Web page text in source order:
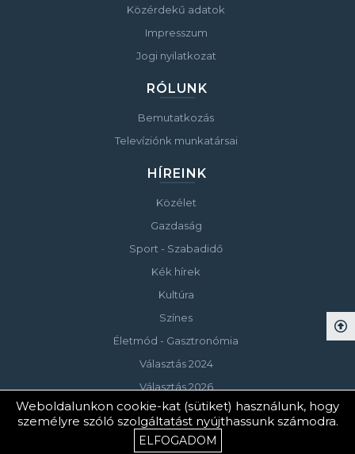
Közérdekű adatok
Impresszum
Jogi nyilatkozat
RÓLUNK
Bemutatkozás
Televíziónk munkatársai
HÍREINK
Közélet
Gazdaság
Sport - Szabadidő
Kék hírek
Kultúra
Színes
Életmód - Gasztronómia
Választás 2024
Választás 2026
© Copyright 2023 Keszthelyi Televízió
Weboldalunkon cookie-kat (sütiket) használunk, hogy
személyre szóló szolgáltatást nyújthassunk számodra.
ELFOGADOM